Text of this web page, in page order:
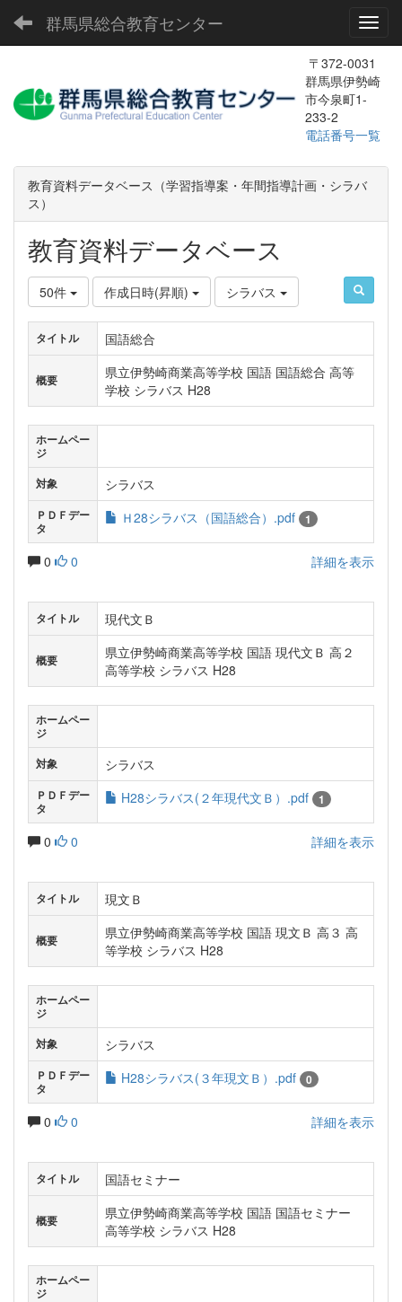
群馬県総合教育センター
〒372-0031
群馬県伊勢崎
市今泉町1-
233-2
電話番号一覧
教育資料データベース（学習指導案・年間指導計画・シラバ
ス）
教育資料データベース
50件 作成日時(昇順) シラバス
タイトル 国語総合
概要
県立伊勢崎商業高等学校 国語 国語総合 高等
学校 シラバス H28
ホームペー
ジ
対象
シラバス
ＰＤＦデー
タ
Ｈ28シラバス（国語総合）.pdf 1
0 0 詳細を表示
タイトル 現代文Ｂ
概要
県立伊勢崎商業高等学校 国語 現代文Ｂ 高２
高等学校 シラバス H28
ホームペー
ジ
対象
シラバス
ＰＤＦデー
タ
H28シラバス(２年現代文Ｂ）.pdf 1
0 0 詳細を表示
タイトル 現文Ｂ
概要
県立伊勢崎商業高等学校 国語 現文Ｂ 高３ 高
等学校 シラバス H28
ホームペー
ジ
対象
シラバス
ＰＤＦデー
タ
H28シラバス(３年現文Ｂ）.pdf 0
0 0 詳細を表示
タイトル 国語セミナー
概要
県立伊勢崎商業高等学校 国語 国語セミナー
高等学校 シラバス H28
ホームペー
ジ